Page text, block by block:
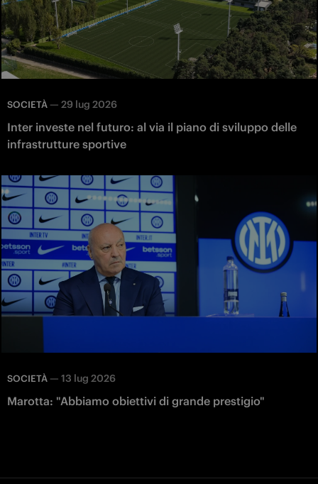
SOCIETÀ — 29 lug 2026
Inter investe nel futuro: al via il piano di sviluppo delle
infrastrutture sportive
SOCIETÀ — 13 lug 2026
Marotta: "Abbiamo obiettivi di grande prestigio"